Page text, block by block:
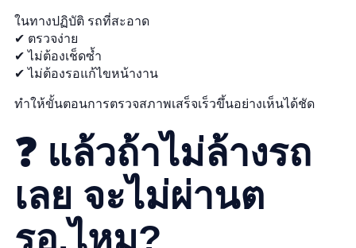
ในทางปฏิบัติ รถที่สะอาด
✔ ตรวจง่าย
✔ ไม่ต้องเช็ดซ้ำ
✔ ไม่ต้องรอแก้ไขหน้างาน
ทำให้ขั้นตอนการตรวจสภาพเสร็จเร็วขึ้นอย่างเห็นได้ชัด
❓ แล้วถ้าไม่ล้างรถ
เลย จะไม่ผ่านต
รอ.ไหม?